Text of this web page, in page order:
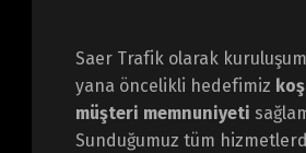
Saer Trafik olarak
yana öncelikli hedefimiz
müşteri memnuniyeti
Sunduğumuz tüm